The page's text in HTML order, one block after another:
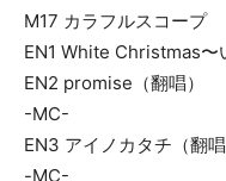
M17 カラフルスコープ
EN1 White Christmas〜
EN2 promise（翻唱）
-MC-
EN3 アイノカタチ（翻唱
-MC-